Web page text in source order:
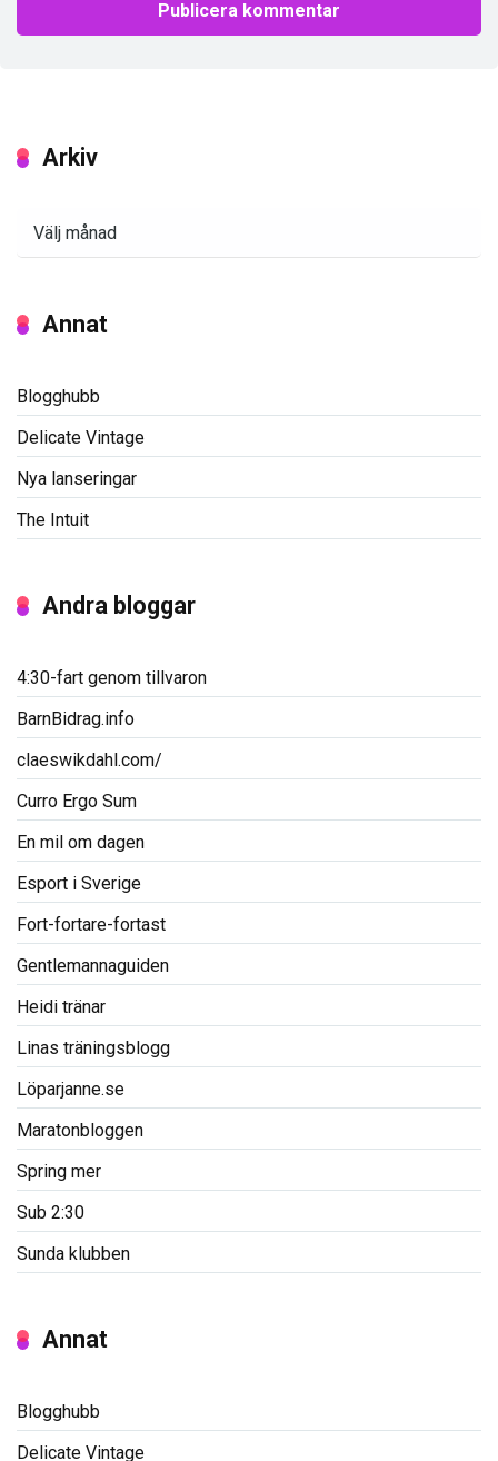
Arkiv
Annat
Blogghubb
Delicate Vintage
Nya lanseringar
The Intuit
Andra bloggar
4:30-fart genom tillvaron
BarnBidrag.info
claeswikdahl.com/
Curro Ergo Sum
En mil om dagen
Esport i Sverige
Fort-fortare-fortast
Gentlemannaguiden
Heidi tränar
Linas träningsblogg
Löparjanne.se
Maratonbloggen
Spring mer
Sub 2:30
Sunda klubben
Annat
Blogghubb
Delicate Vintage